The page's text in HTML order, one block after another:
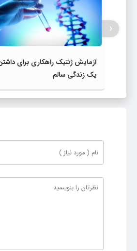
آزمایش‌ ژنتیک راهکاری برای
یک زندگی سالم
‹